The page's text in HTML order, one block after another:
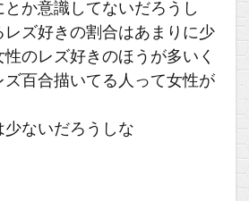
か意識してないだろうし
レズ好きの割合はあまりに少
のレズ好きのほうが多いく
ズ百合描いてる人って女性が
ないだろうしな